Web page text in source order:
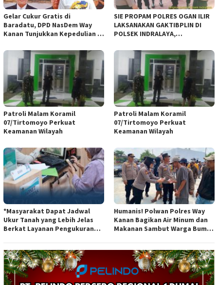
Gelar Cukur Gratis di
Baradatu, DPD NasDem Way
Kanan Tunjukkan Kepedulian di
SIE PROPAM POLRES OGAN ILIR
LAKSANAKAN GAKTIBPLIN DI
POLSEK INDRALAYA,
PERSONEL POLRI*
Patroli Malam Koramil
07/Tirtomoyo Perkuat
Keamanan Wilayah
Patroli Malam Koramil
07/Tirtomoyo Perkuat
Keamanan Wilayah
*Masyarakat Dapat Jadwal
Ukur Tanah yang Lebih Jelas
Berkat Layanan Pengukuran
Humanis! Polwan Polres Way
Kanan Bagikan Air Minum dan
Makanan Sambut Warga Bumi